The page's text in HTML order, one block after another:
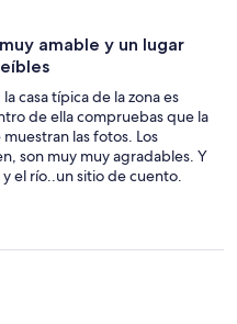
amable y un lugar
casa típica de la zona es
de ella compruebas que la
las fotos. Los
son muy muy agradables. Y
el río..un sitio de cuento.